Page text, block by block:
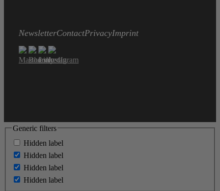
NewsletterContactPrivacyImprint
Generic filters
Hidden label
Hidden label
Hidden label
Hidden label